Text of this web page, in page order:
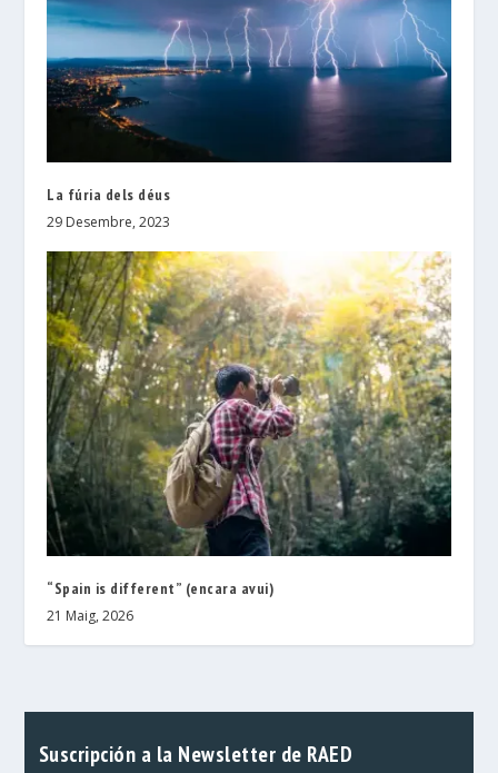
La fúria dels déus
29 Desembre, 2023
“Spain is different” (encara avui)
21 Maig, 2026
Suscripción a la Newsletter de RAED